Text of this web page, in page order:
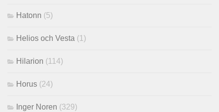
Hatonn (5)
Helios och Vesta (1)
Hilarion (114)
Horus (24)
Inger Noren (329)